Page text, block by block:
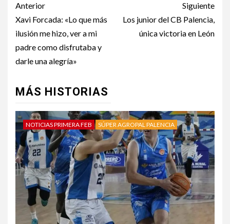
Anterior
Xavi Forcada: «Lo que más
ilusión me hizo, ver a mi
padre como disfrutaba y
darle una alegría»
Siguiente
Los junior del CB Palencia,
única victoria en León
MÁS HISTORIAS
NOTICIAS PRIMERA FEB SÚPER AGROPAL PALENCIA